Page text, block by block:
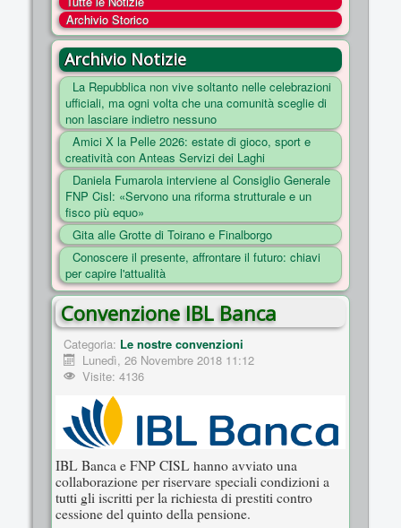
COSA FACCIAMO
ENTI
NOTIZIE
ESSENZIALI
MAPPA DEL SITO
CONVENZIONI
FOTO
SOCIAL
Archivio Storico
Archivio Notizie
La Repubblica non vive soltanto nelle celebrazioni
ufficiali, ma ogni volta che una comunità sceglie di
non lasciare indietro nessuno
Amici X la Pelle 2026: estate di gioco, sport e
creatività con Anteas Servizi dei Laghi
Daniela Fumarola interviene al Consiglio Generale
FNP Cisl: «Servono una riforma strutturale e un
fisco più equo»
Gita alle Grotte di Toirano e Finalborgo
Conoscere il presente, affrontare il futuro: chiavi
per capire l'attualità
Convenzione IBL Banca
Categoria: Le nostre convenzioni
Lunedì, 26 Novembre 2018 11:12
Visite: 4136
IBL Banca e FNP CISL hanno avviato una
collaborazione per riservare speciali condizioni a
tutti gli iscritti per la richiesta di prestiti contro
cessione del quinto della pensione.